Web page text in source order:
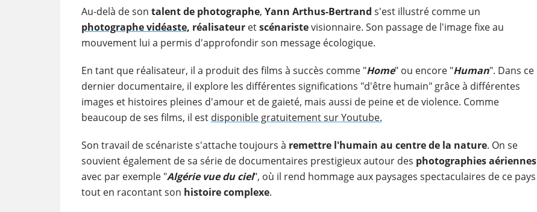
Au-delà de son talent de photographe, Yann Arthus-Bertrand s'est illustré comme un
photographe vidéaste, réalisateur etscénaristevisionnaire. Son passage de l'image fixe au
mouvement lui a permis d'approfondir son message écologique.
En tant que réalisateur, il a produit des films à succès comme "Home" ou encore "Human". Dans ce
dernier documentaire, il explore les différentes significations "d'être humain" grâce à différentes
images et histoires pleines d'amour et de gaieté, mais aussi de peine et de violence. Comme
beaucoup de ses films, il est disponible gratuitement sur Youtube.
Son travail de scénariste s'attache toujours à remettre l'humain au centre de la nature. On se
souvient également de sa série de documentaires prestigieux autour des photographies aériennes
avec par exemple "Algérie vue du ciel", où il rend hommage aux paysages spectaculaires de ce pays
tout en racontant son histoire complexe.